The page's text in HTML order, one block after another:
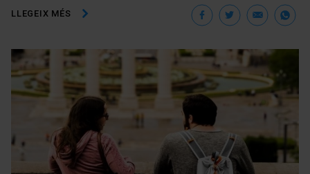
LLEGEIX MÉS Facebook
Twitter